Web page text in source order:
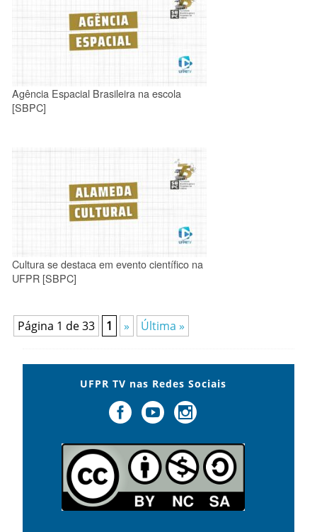
Agência Espacial Brasileira na escola
[SBPC]
Cultura se destaca em evento científico na
UFPR [SBPC]
Página 1 de 33 1 » Última »
UFPR TV nas Redes Sociais